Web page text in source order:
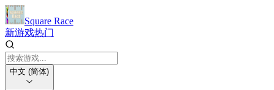
Square Race
新游戏热门
中文 (简体)